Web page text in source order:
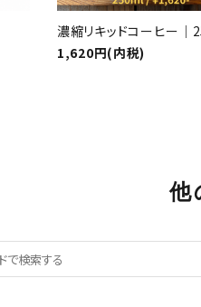
濃縮リキッドコーヒー
1,620円(内税)
他